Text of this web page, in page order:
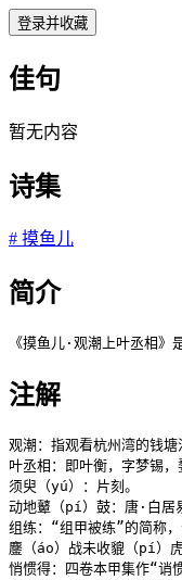
登录并收藏
佳句
暂无内容
诗集
# 摸鱼儿
简介
《摸鱼儿·观潮上叶丞相
注解
观潮：指观看杭州湾的钱塘
叶丞相：即叶衡，字梦锡
须臾（yú）：片刻。
动地鼙（pí）鼓：唐·白居
组练：“组甲被练”的简称
鏖（áo）战未收貔（pí）
悄惯得：四卷本甲集作“诮